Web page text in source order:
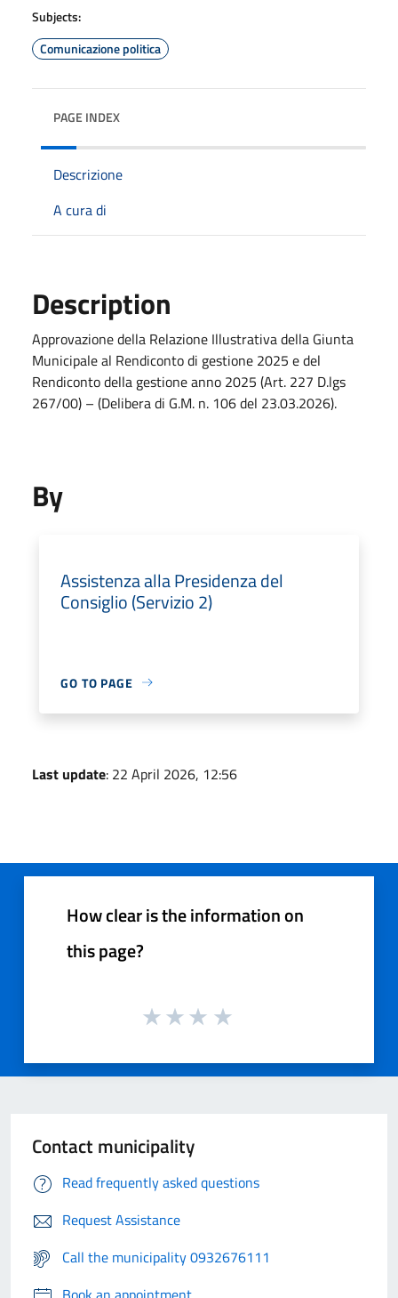
Subjects:
Comunicazione politica
PAGE INDEX
Descrizione
A cura di
Description
Approvazione della Relazione Illustrativa della Giunta
Municipale al Rendiconto di gestione 2025 e del
Rendiconto della gestione anno 2025 (Art. 227 D.lgs
267/00) – (Delibera di G.M. n. 106 del 23.03.2026).
By
Assistenza alla Presidenza del
Consiglio (Servizio 2)
GO TO PAGE
Last update: 22 April 2026, 12:56
How clear is the information on
this page?
Contact municipality
Read frequently asked questions
Request Assistance
Call the municipality 0932676111